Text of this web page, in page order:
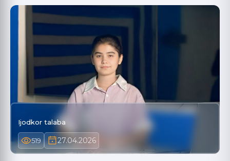
Ijodkor talaba
519 27.04.2026